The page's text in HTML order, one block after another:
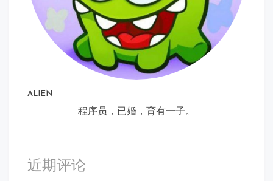
ALIEN
程序员，已婚，育有一子。
近期评论